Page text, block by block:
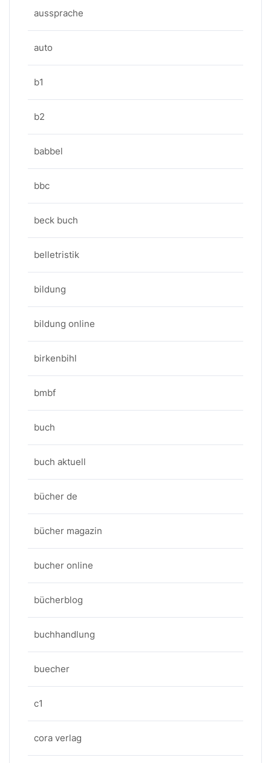
aussprache
auto
b1
b2
babbel
bbc
beck buch
belletristik
bildung
bildung online
birkenbihl
bmbf
buch
buch aktuell
bücher de
bücher magazin
bucher online
bücherblog
buchhandlung
buecher
c1
cora verlag